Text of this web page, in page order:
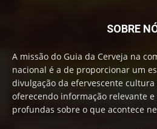
SOBRE
A missão do Guia da Cerveja na
nacional é a de proporcionar um
divulgação da efervescente cultura
oferecendo informação relevante
profundas sobre o que acontece